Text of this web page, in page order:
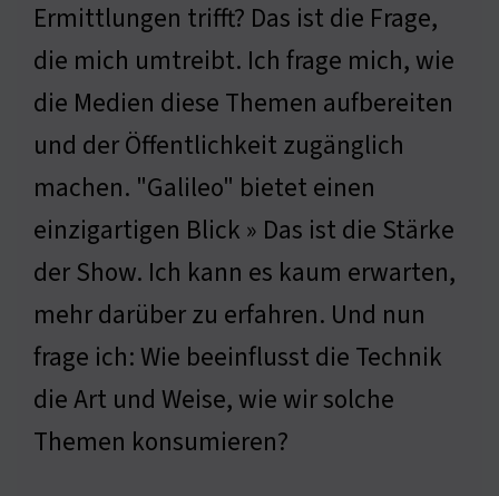
Ermittlungen trifft? Das ist die Frage,
die mich umtreibt. Ich frage mich, wie
die Medien diese Themen aufbereiten
und der Öffentlichkeit zugänglich
machen. "Galileo" bietet einen
einzigartigen Blick » Das ist die Stärke
der Show. Ich kann es kaum erwarten,
mehr darüber zu erfahren. Und nun
frage ich: Wie beeinflusst die Technik
die Art und Weise, wie wir solche
Themen konsumieren?